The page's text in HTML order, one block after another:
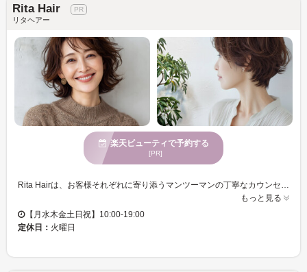
Rita Hair
リタヘアー
楽天ビューティで予約する
[PR]
もっと見る
【月水木金土日祝】10:00-19:00
定休日： 火曜日